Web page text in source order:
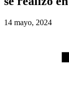
14 mayo, 2024